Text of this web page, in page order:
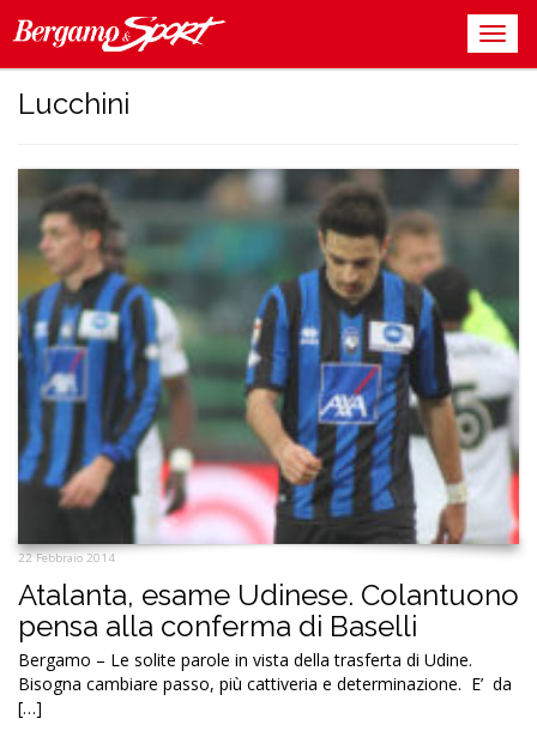
Lucchini
22 Febbraio 2014
Atalanta, esame Udinese. Colantuono
pensa alla conferma di Baselli
Bergamo – Le solite parole in vista della trasferta di Udine.
Bisogna cambiare passo, più cattiveria e determinazione. E’ da
[…]